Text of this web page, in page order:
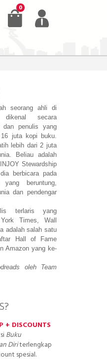
0
seorang ahli di
dikenal secara
dan penulis yang
juta kopi buku.
lebih dari 2 juta
Beliau adalah
Stewardship
berbicara pada
yang beruntung,
dan pendengar
terlaris yang
Times, Wall
adalah salah satu
Hall of Fame
Amazon yang ke-
oleh Team
+ DISCOUNTS
Buku
Diriterlengkap
spesial.